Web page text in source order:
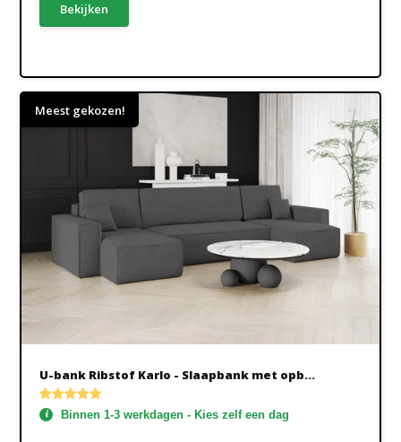
Bekijken
Meest gekozen!
U-bank Ribstof Karlo - Slaapbank met opb...
Binnen 1-3 werkdagen - Kies zelf een dag